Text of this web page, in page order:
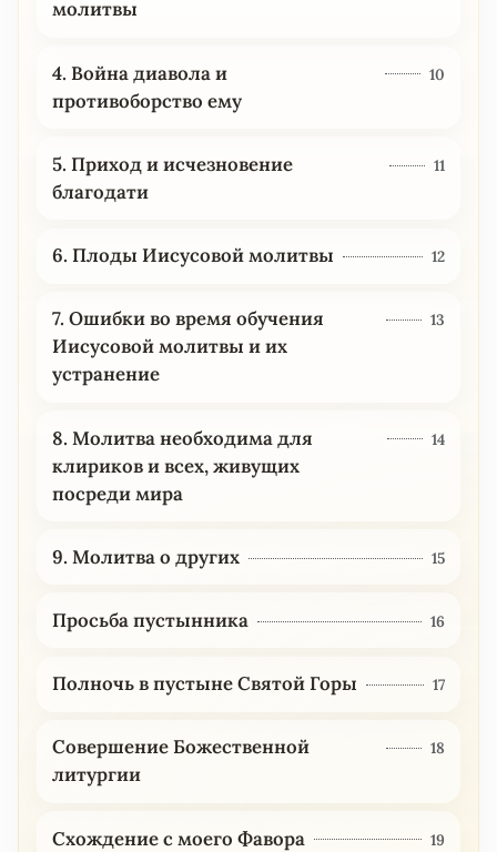
молитвы
4. Война диавола и
противоборство ему
10
5. Приход и исчезновение
благодати
11
6. Плоды Иисусовой молитвы 12
7. Ошибки во время обучения
Иисусовой молитвы и их
устранение
13
8. Молитва необходима для
клириков и всех, живущих
посреди мира
14
9. Молитва о других 15
Просьба пустынника 16
Полночь в пустыне Святой Горы 17
Совершение Божественной
литургии
18
Схождение с моего Фавора 19